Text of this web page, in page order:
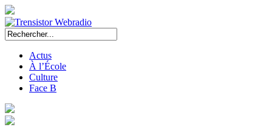
Actus
À l’École
Culture
Face B